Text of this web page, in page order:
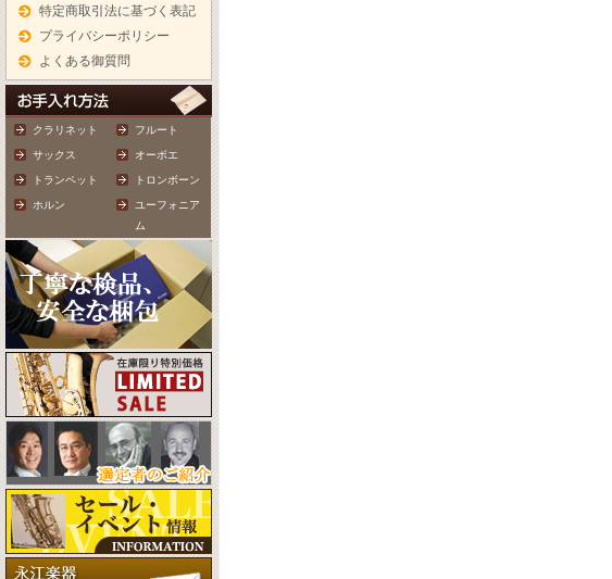
特定商取引法に基づく表記
プライバシーポリシー
よくある御質問
クラリネット フルート
サックス オーボエ
トランペット トロンボーン
ホルン
ユーフォニア
ム